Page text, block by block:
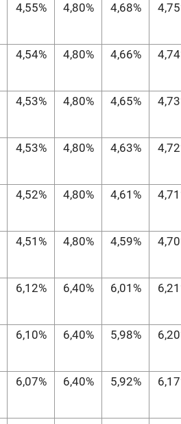
4,55% 4,80% 4,68%
4,54% 4,80% 4,66%
4,53% 4,80% 4,65%
4,53% 4,80% 4,63%
4,52% 4,80% 4,61%
4,51% 4,80% 4,59%
6,12% 6,40% 6,01%
6,10% 6,40% 5,98%
6,07% 6,40% 5,92%